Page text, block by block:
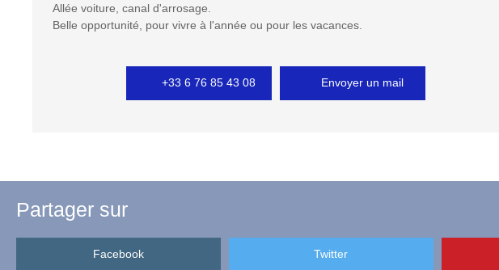
Allée voiture, canal d'arrosage.
Belle opportunité, pour vivre à l'année ou pour les vacances.
+33 6 76 85 43 08 Envoyer un mail
Partager sur
Facebook Twitter